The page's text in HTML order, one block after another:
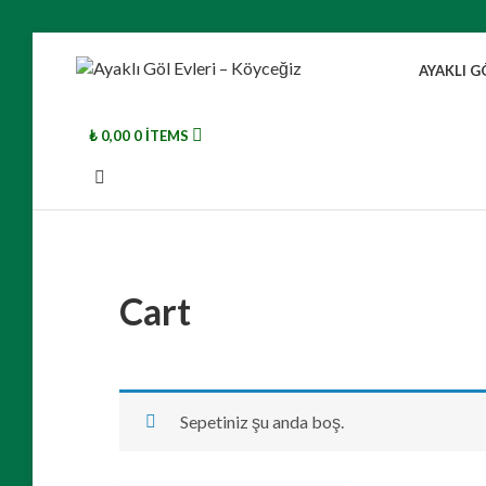
AYAKLI
EVLERI –
KÖYCEĞIZ
Sandran
göl
manzarası
AYAKLI
₺ 0,00 0 ITEMS
Cart
Sepetiniz şu anda boş.